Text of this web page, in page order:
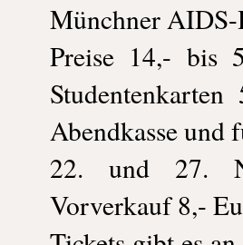
Münchner
Preise 14,- bis
Abendkasse und
22. und 27.
Vorverkauf 8,-